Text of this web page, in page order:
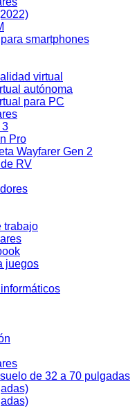
smartphones
virtual
autónoma
para PC
3
Pro
Wayfarer Gen 2
RV
trabajo
juegos
de 32 a 70 pulgadas